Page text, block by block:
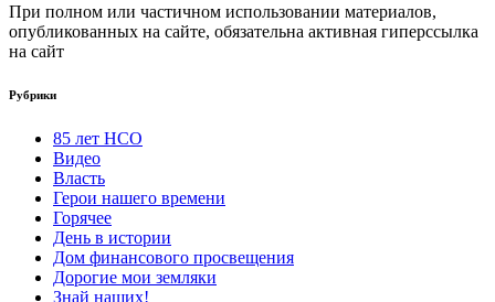
При полном или частичном использовании материалов,
опубликованных на сайте, обязательна активная гиперссылка
на сайт
Рубрики
85 лет НСО
Видео
Власть
Герои нашего времени
Горячее
День в истории
Дом финансового просвещения
Дорогие мои земляки
Знай наших!